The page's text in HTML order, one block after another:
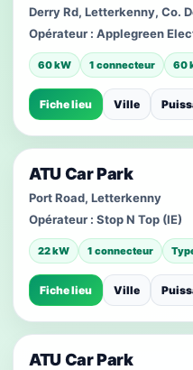
Derry Rd, Letterkenny, Co.
Opérateur : Applegreen
60 kW 1 connecteur 60
Fiche lieu Ville
ATU Car Park
Port Road, Letterkenny
Opérateur : Stop N Top (IE)
22 kW 1 connecteur
Fiche lieu Ville
ATU Car Park